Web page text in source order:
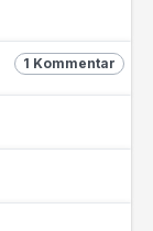
1 Kommentar